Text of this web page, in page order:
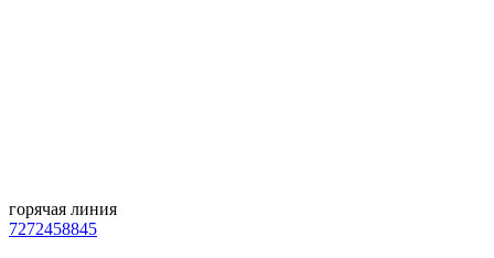
горячая линия
7272458845